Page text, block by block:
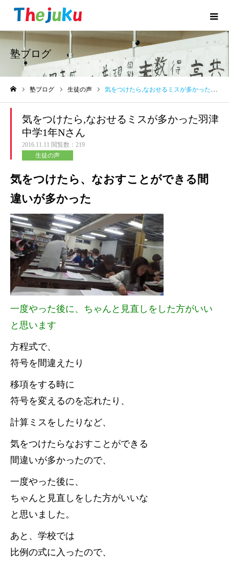
塾ブログ
塾ブログ 生徒の声 気をつけたら,なおせるミスが多かった羽津中学1年Nさん
気をつけたら,なおせるミスが多かった羽津
中学1年Nさん
2016.11.11 閲覧数：219
生徒の声
気をつけたら、なおすことができる間
違いが多かった
一度やった後に、ちゃんと見直しをした方がいい
と思います
方程式で、
符号を間違えたり
移項をする時に
符号を変えるのを忘れたり、
計算ミスをしたりなど、
気をつけたらなおすことができる
間違いが多かったので、
一度やった後に、
ちゃんと見直しをした方がいいな
と思いました。
あと、学校では
比例の式に入ったので、